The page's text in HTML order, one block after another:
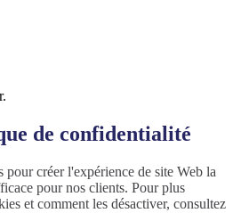
de confidentialité
créer l'expérience de site Web la
pour nos clients. Pour plus
et comment les désactiver, consultez